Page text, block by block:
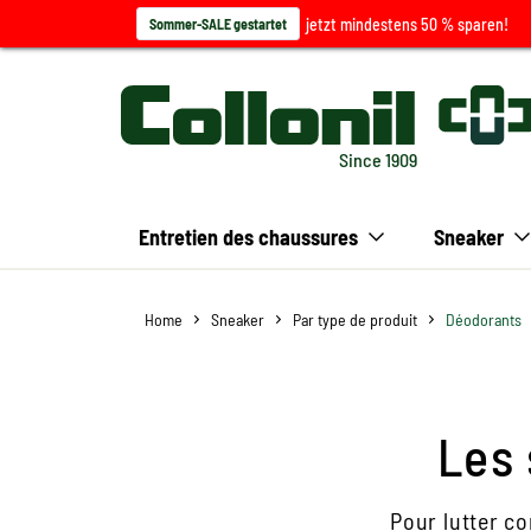
Sommer-SALE gestartet jetzt mindestens 50 % sparen!
Since 1909
Entretien des chaussures Sneaker
Home Sneaker Par type de produit Déodorants
Les
Pour lutter